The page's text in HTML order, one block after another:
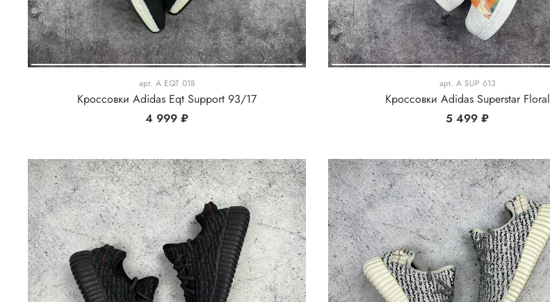
арт. A EQT 018
Кроссовки Adidas Eqt Support 93/17
4 999 ₽
арт. A SUP 613
Кроссовки Adidas Superstar Floral
5 499 ₽